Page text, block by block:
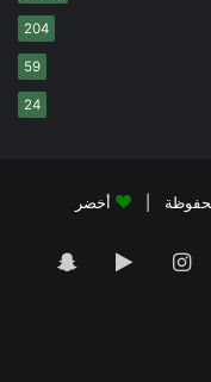
204
59
24
أخضر
انستقرام‏Google